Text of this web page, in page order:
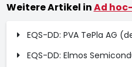
Weitere Artikel inAd
EQS-DD: PVA TePla AG
EQS-DD: Elmos